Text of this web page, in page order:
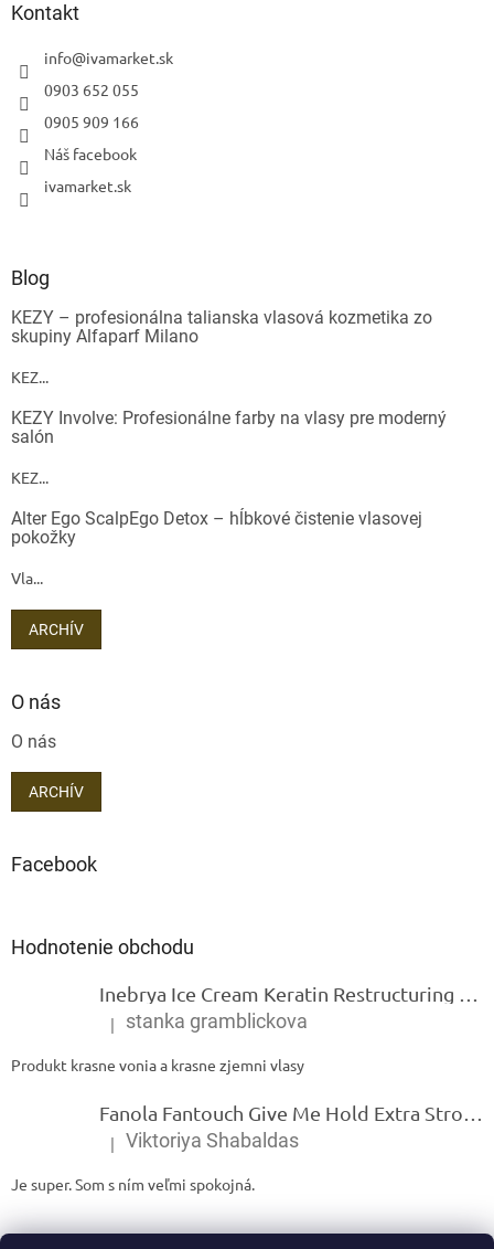
Kontakt
info@ivamarket.sk
0903 652 055
0905 909 166
Náš facebook
ivamarket.sk
Blog
KEZY – profesionálna talianska vlasová kozmetika zo
skupiny Alfaparf Milano
KEZ...
KEZY Involve: Profesionálne farby na vlasy pre moderný
salón
KEZ...
Alter Ego ScalpEgo Detox – hĺbkové čistenie vlasovej
pokožky
Vla...
ARCHÍV
O nás
O nás
ARCHÍV
Facebook
Hodnotenie obchodu
Inebrya Ice Cream Keratin Restructuring Mask – reštrukturalizačná maska s keratínom 1000 ml
Hodnotenie produktu je 5 z 5 hviezdičiek.
| stanka gramblickova
Produkt krasne vonia a krasne zjemni vlasy
Fanola Fantouch Give Me Hold Extra Strong Fluid Gel - Extra silný rýchloschnúci tekutý gel 250 ml
Hodnotenie produktu je 5 z 5 hviezdičiek.
| Viktoriya Shabaldas
Je super. Som s ním veľmi spokojná.